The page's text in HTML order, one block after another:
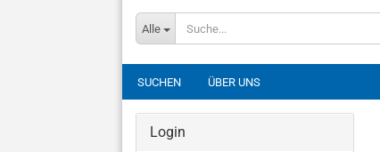
Alle
SUCHEN ÜBER UNS
Login